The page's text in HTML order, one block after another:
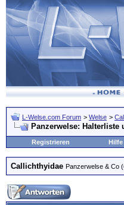
L-Welse.com Forum > Welse >
Panzerwelse: Halterliste
Registrieren Hilfe
Callichthyidae Panzerwelse & Co (